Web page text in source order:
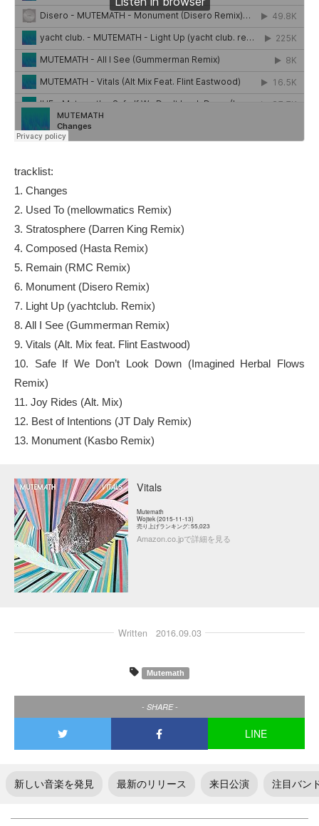
tracklist:
1. Changes
2. Used To (mellowmatics Remix)
3. Stratosphere (Darren King Remix)
4. Composed (Hasta Remix)
5. Remain (RMC Remix)
6. Monument (Disero Remix)
7. Light Up (yachtclub. Remix)
8. All I See (Gummerman Remix)
9. Vitals (Alt. Mix feat. Flint Eastwood)
10. Safe If We Don’t Look Down (Imagined Herbal Flows
Remix)
11. Joy Rides (Alt. Mix)
12. Best of Intentions (JT Daly Remix)
13. Monument (Kasbo Remix)
Vitals
Mutemath
Wojtek (2015-11-13)
売り上げランキング: 55,023
Amazon.co.jpで詳細を見る
Written 2016.09.03
Mutemath
- SHARE -
LINE
新しい音楽を発見 最新のリリース 来日公演 注目バン